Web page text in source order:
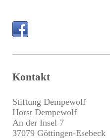
Kontakt
Stiftung Dempewolf
Horst Dempewolf
An der Insel 7
37079 Göttingen-Esebeck